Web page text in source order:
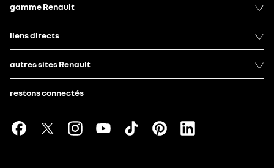
gamme Renault
liens directs
autres sites Renault
restons connectés